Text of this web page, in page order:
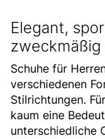
Elegant,
Schuhe für
verschiedenen
Stilrichtungen.
kaum eine
unterschiedliche